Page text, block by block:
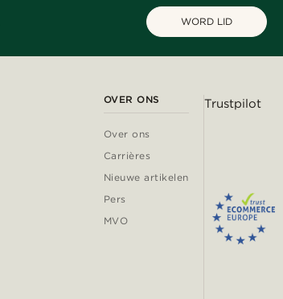
WORD LID
OVER ONS
Over ons
Carrières
Nieuwe artikelen
Pers
MVO
Trustpilot